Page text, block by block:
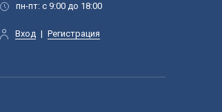
пн-пт: с 9:00 до 18:00
Вход | Регистрация